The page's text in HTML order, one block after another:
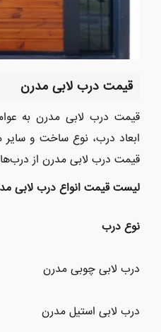
قیمت درب لابی مدرن
قیمت درب لابی مدرن به
ابعاد درب، نوع ساخت و سایر
قیمت درب لابی مدرن از
لیست قیمت انواع درب لابی
نوع درب
درب لابی چوبی مدرن
درب لابی استیل مدرن